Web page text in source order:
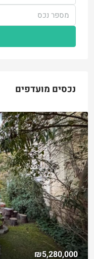
נכסים מועדפים
₪5,280,000